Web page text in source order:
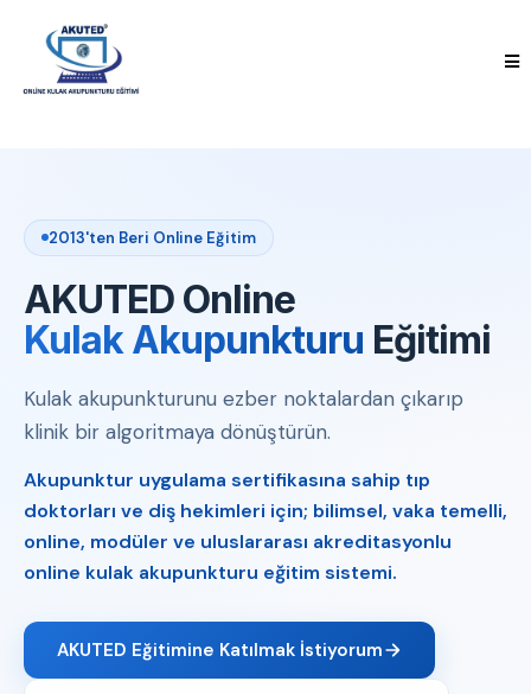
2013'ten Beri Online Eğitim
AKUTED Online
Kulak Akupunkturu Eğitimi
Kulak akupunkturunu ezber noktalardan çıkarıp
klinik bir algoritmaya dönüştürün.
Akupunktur uygulama sertifikasına sahip tıp
doktorları ve diş hekimleri için; bilimsel, vaka temelli,
online, modüler ve uluslararası akreditasyonlu
online kulak akupunkturu eğitim sistemi.
AKUTED Eğitimine Katılmak İstiyorum